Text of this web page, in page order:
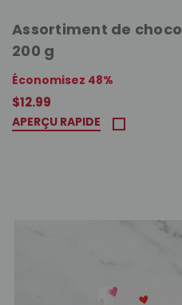
Assortiment de
200 g
Économisez 48%
$12.99
APERÇU RAPIDE